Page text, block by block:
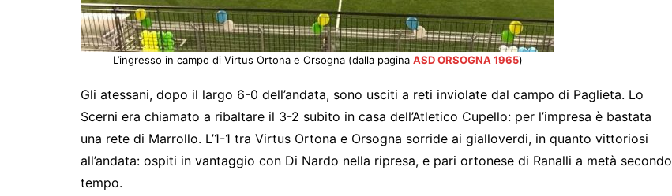
L’ingresso in campo di Virtus Ortona e Orsogna (dalla pagina ASD ORSOGNA 1965)
Gli atessani, dopo il largo 6-0 dell’andata, sono usciti a reti inviolate dal campo di Paglieta. Lo
Scerni era chiamato a ribaltare il 3-2 subito in casa dell’Atletico Cupello: per l’impresa è bastata
una rete di Marrollo. L’1-1 tra Virtus Ortona e Orsogna sorride ai gialloverdi, in quanto vittoriosi
all’andata: ospiti in vantaggio con Di Nardo nella ripresa, e pari ortonese di Ranalli a metà secondo
tempo.